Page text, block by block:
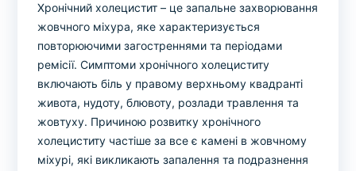
Хронічний холецистит – це запальне захворювання
жовчного міхура, яке характеризується
повторюючими загостреннями та періодами
ремісії. Симптоми хронічного холециститу
включають біль у правому верхньому квадранті
живота, нудоту, блювоту, розлади травлення та
жовтуху. Причиною розвитку хронічного
холециститу частіше за все є камені в жовчному
міхурі, які викликають запалення та подразнення
сайті.